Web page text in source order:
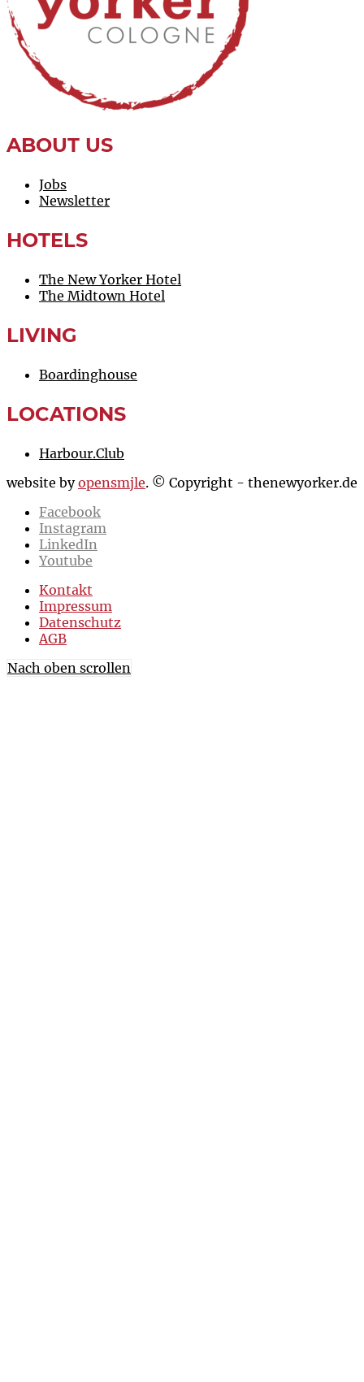
ABOUT US
Jobs
Newsletter
HOTELS
The New Yorker Hotel
The Midtown Hotel
LIVING
Boardinghouse
LOCATIONS
Harbour.Club
website byopensmjle. © Copyright - thenewyorker.de
Facebook
Instagram
LinkedIn
Youtube
Kontakt
Impressum
Datenschutz
AGB
Nach oben scrollen